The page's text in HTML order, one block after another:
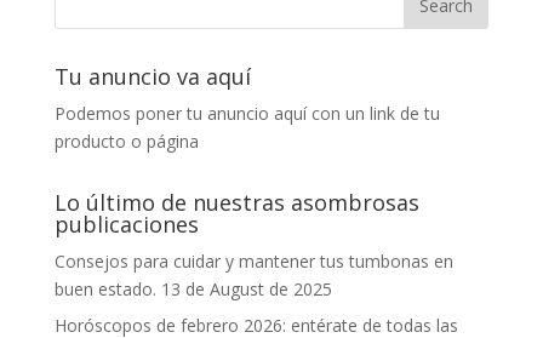
Tu anuncio va aquí
Podemos poner tu anuncio aquí con un link de tu
producto o página
Lo último de nuestras asombrosas
publicaciones
Consejos para cuidar y mantener tus tumbonas en
buen estado. 13 de August de 2025
Horóscopos de febrero 2026: entérate de todas las